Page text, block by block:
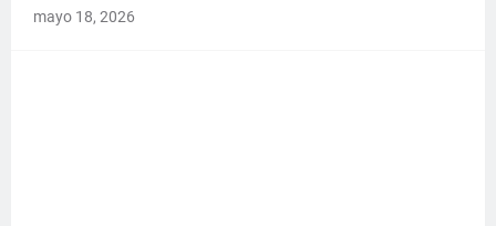
mayo 18, 2026